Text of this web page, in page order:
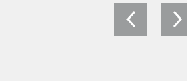
navigation